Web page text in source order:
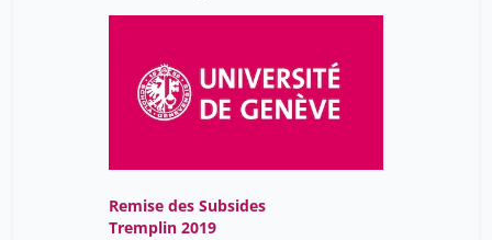
Remise des Subsides
Tremplin 2019